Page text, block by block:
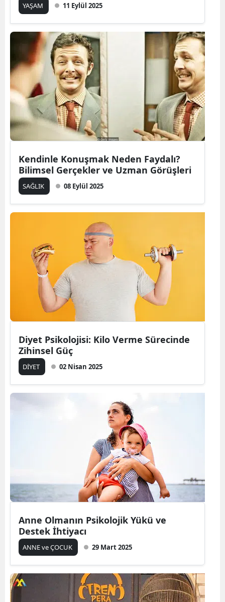
YAŞAM 11 Eylül 2025
Kendinle Konuşmak Neden Faydalı?
Bilimsel Gerçekler ve Uzman Görüşleri
SAĞLIK 08 Eylül 2025
Diyet Psikolojisi: Kilo Verme Sürecinde
Zihinsel Güç
DİYET 02 Nisan 2025
Anne Olmanın Psikolojik Yükü ve
Destek İhtiyacı
ANNE ve ÇOCUK 29 Mart 2025